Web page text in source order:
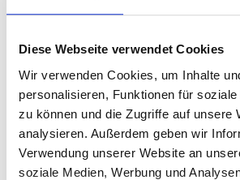
Diese Webseite verwendet Cookies
Wir verwenden Cookies, um Inhalte
personalisieren, Funktionen für
zu können und die Zugriffe auf unsere
analysieren. Außerdem geben wir
Verwendung unserer Website an
soziale Medien, Werbung und
Rohfett 26,0 %
Rohasche 5,3 %
Feuchtigkeit 8,5 %
Dokumente
pdf
Rinderstross 10.26.pdf